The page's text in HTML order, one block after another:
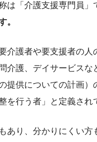
は「介護支援専門員」
。
介護者や要支援者の人
介護、デイサービスな
提供についての計画）
を行う者」と定義され
あり、分かりにくい